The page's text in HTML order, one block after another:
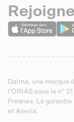
Dalma, une marque
l'ORIAS sous le n°
Fresnes. La
et Axeria.